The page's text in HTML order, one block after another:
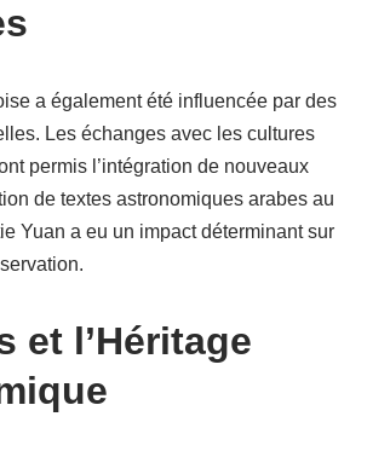
a également été influencée par des
Les échanges avec les cultures
permis l’intégration de nouveaux
de textes astronomiques arabes au
Yuan a eu un impact déterminant sur
et l’Héritage